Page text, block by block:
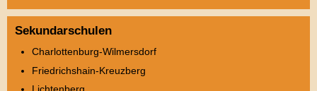
Sekundarschulen
Charlottenburg-Wilmersdorf
Friedrichshain-Kreuzberg